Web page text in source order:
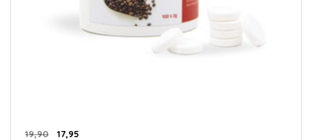
19,90 17,95